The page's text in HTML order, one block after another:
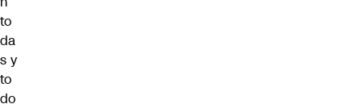
to
da
s y
to
do